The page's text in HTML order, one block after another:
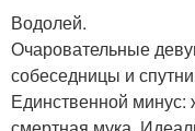
Водолей.
Очаровательные
собеседницы и
Единственной минус: